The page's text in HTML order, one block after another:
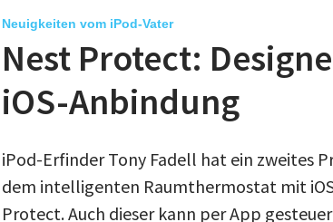
Neuigkeiten vom iPod-Vater
Nest Protect:
iOS-Anbindung
iPod-Erfinder Tony Fadell hat ein zweites
dem intelligenten Raumthermostat mit
Protect. Auch dieser kann per App